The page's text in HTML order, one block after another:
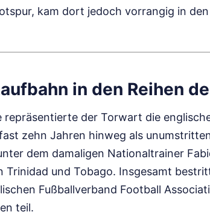
kam dort jedoch vorrangig in
in den Reihen
repräsentierte der Torwart die
zehn Jahren hinweg als
dem damaligen Nationaltrainer
Trinidad und Tobago. Insgesamt
Fußballverband Football
teil.